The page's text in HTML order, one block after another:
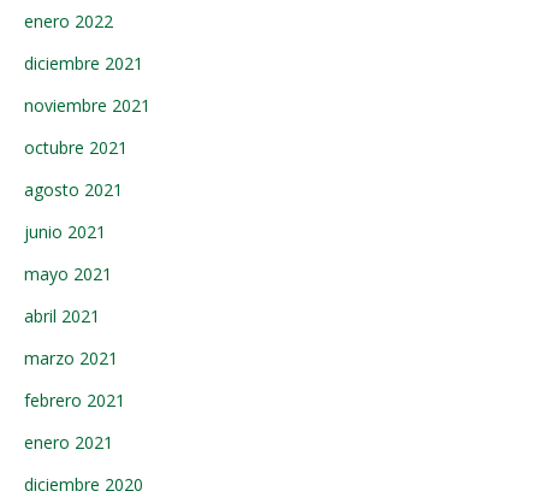
enero 2022
diciembre 2021
noviembre 2021
octubre 2021
agosto 2021
junio 2021
mayo 2021
abril 2021
marzo 2021
febrero 2021
enero 2021
diciembre 2020